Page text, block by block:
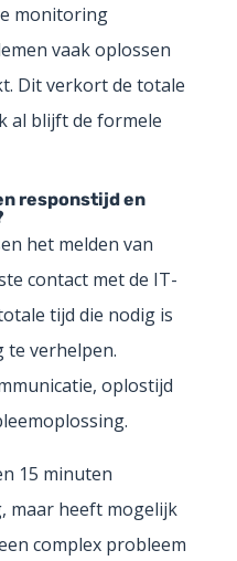
monitoring
vaak oplossen
Dit verkort de totale
al blijft de formele
responstijd en
het melden van
contact met de IT-
tijd die nodig is
te verhelpen.
oplostijd
15 minuten
maar heeft mogelijk
complex probleem